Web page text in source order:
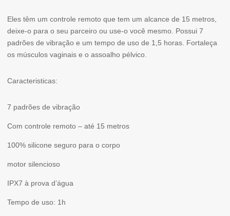
Eles têm um controle remoto que tem um alcance de 15 metros,
deixe-o para o seu parceiro ou use-o você mesmo. Possui 7
padrões de vibração e um tempo de uso de 1,5 horas. Fortaleça
os músculos vaginais e o assoalho pélvico.
Caracteristicas:
7 padrões de vibração
Com controle remoto – até 15 metros
100% silicone seguro para o corpo
motor silencioso
IPX7 à prova d’água
Tempo de uso: 1h